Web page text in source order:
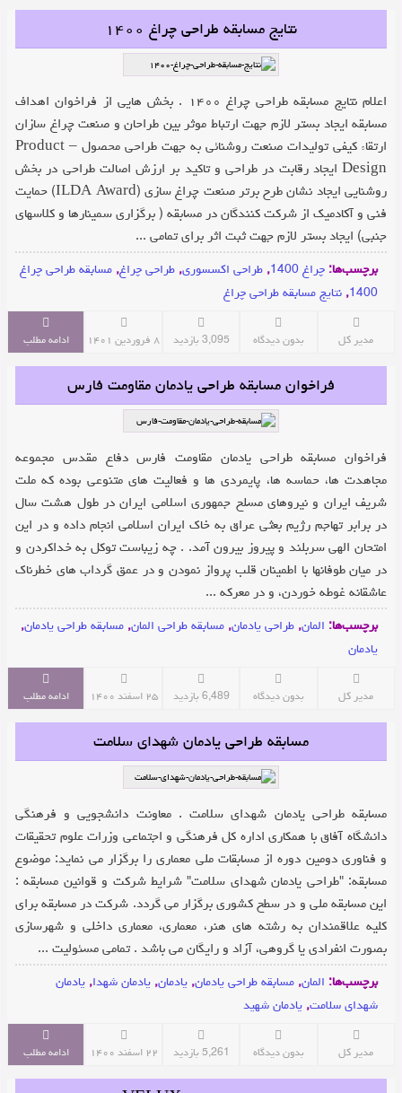
نتایج مسابقه طراحی چراغ ۱۴۰۰
اعلام نتایج مسابقه طراحی چراغ ۱۴۰۰ . بخش هایی از فراخوان اهداف
مسابقه ایجاد بستر لازم جهت ارتباط موثر بین طراحان و صنعت چراغ سازان
ارتقاء کیفی تولیدات صنعت روشنائی به جهت طراحی محصول – Product
Design ایجاد رقابت در طراحی و تاکید بر ارزش اصالت طراحی در بخش
روشنایی ایجاد نشان طرح برتر صنعت چراغ سازی (ILDA Award) حمایت
فنی و آکادمیک از شرکت کنندگان در مسابقه ( برگزاری سمینارها و کلاسهای
جنبی) ایجاد بستر لازم جهت ثبت اثر برای تمامی ...
برچسب‌ها:چراغ 1400 ,طراحی اکسسوری,طراحی چراغ,مسابقه طراحی چراغ
1400
,نتایج مسابقه طراحی چراغ
مدیر کل بدون دیدگاه 3,095 بازدید ۸ فروردین ۱۴۰۱ ادامه مطلب
فراخوان مسابقه طراحی یادمان مقاومت فارس
فراخوان مسابقه طراحی یادمان مقاومت فارس دفاع مقدس مجموعه
مجاهدت ها، حماسه ها، پایمردی ها و فعالیت های متنوعی بوده که ملت
شریف ایران و نیروهای مسلح جمهوری اسلامی ایران در طول هشت سال
در برابر تهاجم رژیم بعثی عراق به خاک ایران اسلامی انجام داده و در این
امتحان الهی سربلند و پیروز بیرون آمد. . چه زیباست توکل به خداکردن و
در میان طوفانها با اطمینان قلب پرواز نمودن و در عمق گرداب هاى خطرناک
عاشقانه غوطه خوردن، و در معرکه ...
برچسب‌ها: المان,طراحی یادمان,مسابقه طراحی المان,مسابقه طراحی یادمان,
یادمان
مدیر کل بدون دیدگاه 6,489 بازدید ۲۵ اسفند ۱۴۰۰ ادامه مطلب
مسابقه طراحی یادمان شهدای سلامت
مسابقه طراحی یادمان شهدای سلامت . معاونت دانشجویی و فرهنگی
دانشگاه آفاق با همکاری اداره کل فرهنگی و اجتماعی وزرات علوم تحقیقات
و فناوری دومین دوره از مسابقات ملی معماری را برگزار می نماید: موضوع
مسابقه: "طراحی یادمان شهدای سلامت" شرایط شرکت و قوانین مسابقه :
این مسابقه ملی و در سطح کشوری برگزار می گردد. شرکت در مسابقه برای
کلیه علاقمندان به رشته های هنر، معماری، معماری داخلی و شهرسازی
بصورت انفرادی یا گروهی، آزاد و رایگان می باشد . تمامی مسئولیت ...
برچسب‌ها: المان,مسابقه طراحی یادمان,یادمان,یادمان شهدا,یادمان
شهدای سلامت,یادمان شهید
مدیر کل بدون دیدگاه 5,261 بازدید ۲۲ اسفند ۱۴۰۰ ادامه مطلب